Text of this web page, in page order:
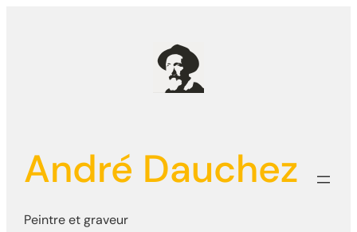
André Dauchez
Peintre et graveur